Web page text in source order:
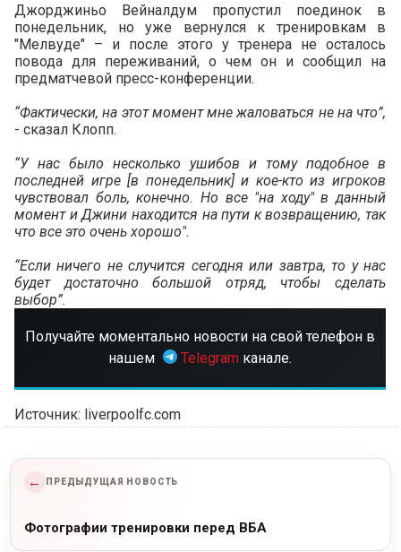
Джорджиньо Вейналдум пропустил поединок в
понедельник, но уже вернулся к тренировкам в
"Meлвуде" – и после этого у тренера не осталось
повода для переживаний, о чем он и сообщил на
предматчевой пресс-конференции.
“Фактически, на этот момент мне жаловаться не на что”,
- сказал Клопп.
“У нас было несколько ушибов и тому подобное в
последней игре [в понедельник] и кое-кто из игроков
чувствовал боль, конечно. Но все "на ходу" в данный
момент и Джини находится на пути к возвращению, так
что все это очень хорошо".
“Если ничего не случится сегодня или завтра, то у нас
будет достаточно большой отряд, чтобы сделать
выбор”.
Получайте моментально новости на свой телефон в
нашем
Telegram канале.
Источник: liverpoolfc.com
← ПРЕДЫДУЩАЯ НОВОСТЬ
Фотографии тренировки перед ВБА